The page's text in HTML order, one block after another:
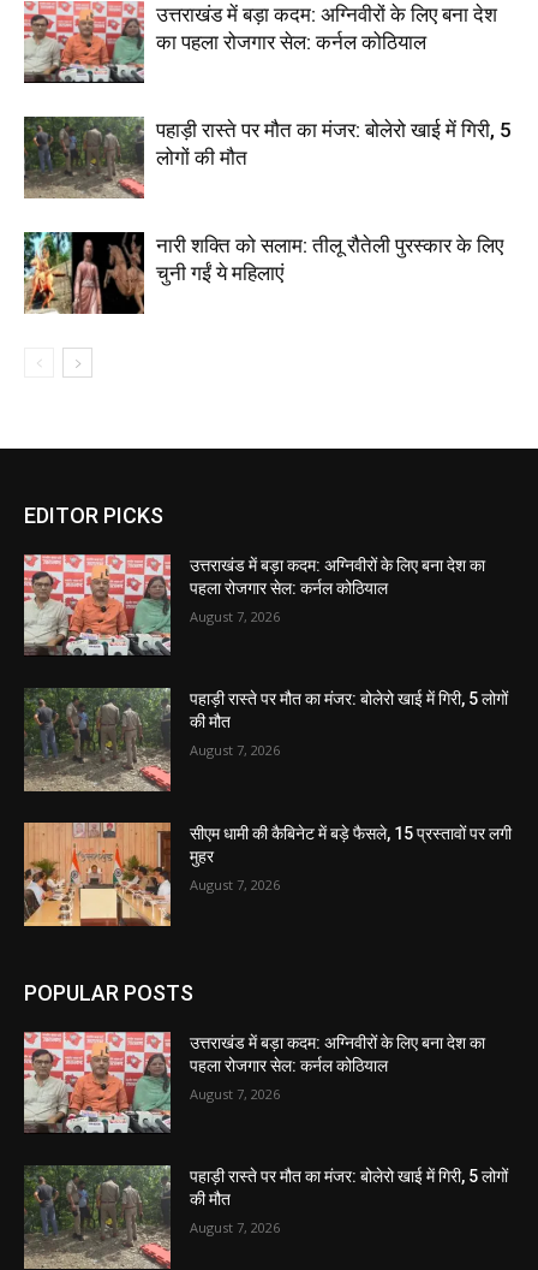
उत्तराखंड में बड़ा कदम: अग्निवीरों के लिए बना देश
का पहला रोजगार सेल: कर्नल कोठियाल
पहाड़ी रास्ते पर मौत का मंजर: बोलेरो खाई में गिरी, 5
लोगों की मौत
नारी शक्ति को सलाम: तीलू रौतेली पुरस्कार के लिए
चुनी गईं ये महिलाएं
EDITOR PICKS
उत्तराखंड में बड़ा कदम: अग्निवीरों के लिए बना देश का
पहला रोजगार सेल: कर्नल कोठियाल
August 7, 2026
पहाड़ी रास्ते पर मौत का मंजर: बोलेरो खाई में गिरी, 5 लोगों
की मौत
August 7, 2026
सीएम धामी की कैबिनेट में बड़े फैसले, 15 प्रस्तावों पर लगी
मुहर
August 7, 2026
POPULAR POSTS
उत्तराखंड में बड़ा कदम: अग्निवीरों के लिए बना देश का
पहला रोजगार सेल: कर्नल कोठियाल
August 7, 2026
पहाड़ी रास्ते पर मौत का मंजर: बोलेरो खाई में गिरी, 5 लोगों
की मौत
August 7, 2026